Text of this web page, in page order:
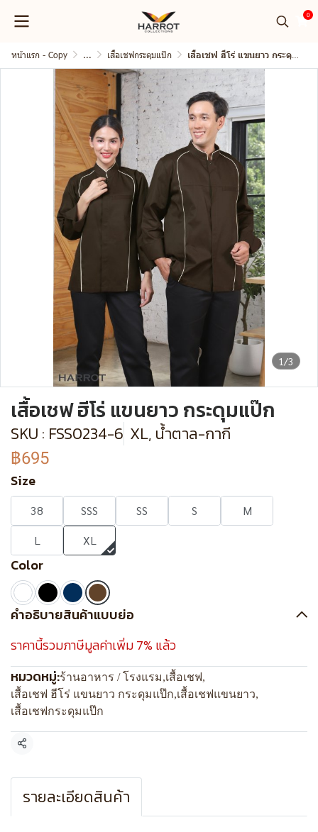
0
หน้าแรก - Copy ... เสื้อเชฟกระดุมแป๊ก เสื้อเชฟ ฮีโร่ แขนยาว กระดุมแป๊ก
1/3
เสื้อเชฟ ฮีโร่ แขนยาว กระดุมแป๊ก
SKU : FSS0234-6 XL, น้ำตาล-กากี
฿695
Size
38 SSS SS S
M
L
XL
Color
คำอธิบายสินค้าแบบย่อ
ราคานี้รวมภาษีมูลค่าเพิ่ม 7% แล้ว
หมวดหมู่:ร้านอาหาร / โรงแรม,เสื้อเชฟ,
เสื้อเชฟ ฮีโร่ แขนยาว กระดุมแป๊ก,เสื้อเชฟแขนยาว,
เสื้อเชฟกระดุมแป๊ก
แชร์
รายละเอียดสินค้า